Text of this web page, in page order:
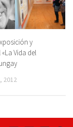
y
Vida del
2012